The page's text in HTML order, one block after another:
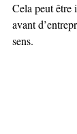
Cela peut être
avant
sens.